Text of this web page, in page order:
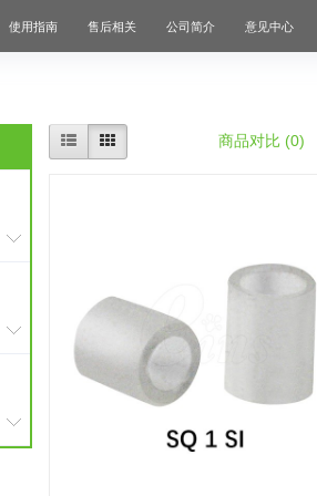
使用指南 售后相关 公司简介 意见中心
商品对比 (0)